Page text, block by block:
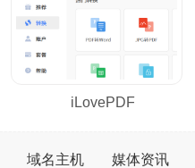
iLovePDF
域名主机 媒体资讯